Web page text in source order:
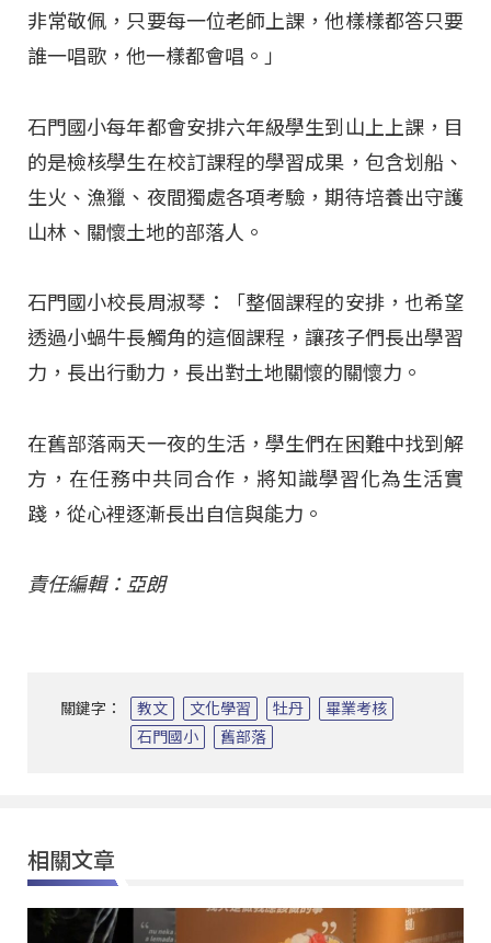
非常敬佩，只要每一位老師上課，他樣樣都答只要
誰一唱歌，他一樣都會唱。」
石門國小每年都會安排六年級學生到山上上課，目
的是檢核學生在校訂課程的學習成果，包含划船、
生火、漁獵、夜間獨處各項考驗，期待培養出守護
山林、關懷土地的部落人。
石門國小校長周淑琴：「整個課程的安排，也希望
透過小蝸牛長觸角的這個課程，讓孩子們長出學習
力，長出行動力，長出對土地關懷的關懷力。
在舊部落兩天一夜的生活，學生們在困難中找到解
方，在任務中共同合作，將知識學習化為生活實
踐，從心裡逐漸長出自信與能力。
責任編輯：亞朗
關鍵字： 教文 文化學習 牡丹
畢業考核
石門國小
舊部落
相關文章